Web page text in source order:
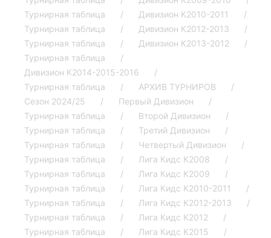
Турнирная таблица
Дивизион К2010-2011
Турнирная таблица
Дивизион К2012-2013
Турнирная таблица
Дивизион К2013-2012
Турнирная таблица
Дивизион К2014-2015-2016
Турнирная таблица
АРХИВ ТУРНИРОВ
Сезон 2024/25
Первый Дивизион
Турнирная таблица
Второй Дивизион
Турнирная таблица
Третий Дивизион
Турнирная таблица
Четвертый Дивизион
Турнирная таблица
Лига Кидс К2008
Турнирная таблица
Лига Кидс К2009
Турнирная таблица
Лига Кидс К2010-2011
Турнирная таблица
Лига Кидс К2012-2013
Турнирная таблица
Лига Кидс К2012
Турнирная таблица
Лига Кидс К2015